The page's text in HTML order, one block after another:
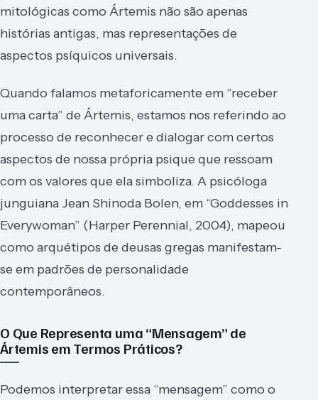
mitológicas como Ártemis não são apenas
histórias antigas, mas representações de
aspectos psíquicos universais.
Quando falamos metaforicamente em “receber
uma carta” de Ártemis, estamos nos referindo ao
processo de reconhecer e dialogar com certos
aspectos de nossa própria psique que ressoam
com os valores que ela simboliza. A psicóloga
junguiana Jean Shinoda Bolen, em “Goddesses in
Everywoman” (Harper Perennial, 2004), mapeou
como arquétipos de deusas gregas manifestam-
se em padrões de personalidade
contemporâneos.
O Que Representa uma “Mensagem” de
Ártemis em Termos Práticos?
Podemos interpretar essa “mensagem” como o